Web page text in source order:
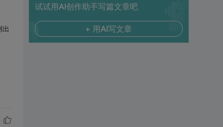
出
试试用AI创作助手写篇文章吧
+ 用AI写文章